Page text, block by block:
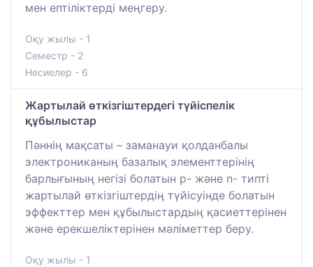
мен ептіліктерді меңгеру.
Оқу жылы - 1
Семестр - 2
Несиелер - 6
Жартылай өткізгіштердегі түйіспелік
құбылыстар
Пәннің мақсаты – заманауи қолданбалы
электрониканың базалық элементтерінің
барлығының негізі болатын p- және n- типті
жартылай өткізгіштердің түйісуінде болатын
эффекттер мен құбылыстардың қасиеттерінен
және ерекшеліктерінен мәліметтер беру.
Оқу жылы - 1